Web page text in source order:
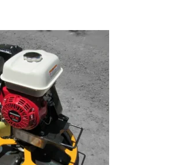
precio
actual
es:
$865.547.